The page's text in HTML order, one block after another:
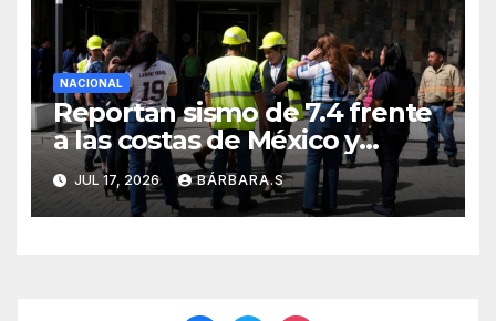
NACIONAL
Reportan sismo de 7.4 frente
a las costas de México y
Guatemala
JUL 17, 2026 BÁRBARA.S